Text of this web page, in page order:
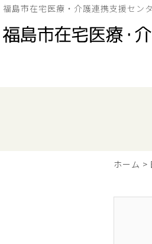
福島市在宅医療・介護連携支援セン
ホーム >